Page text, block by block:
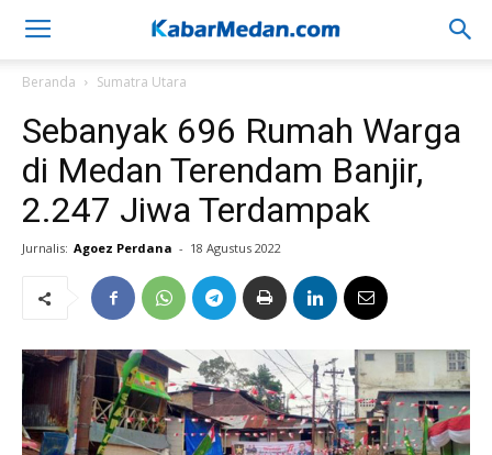
Beranda Sumatra Utara
Sebanyak 696 Rumah Warga
di Medan Terendam Banjir,
2.247 Jiwa Terdampak
Jurnalis: Agoez Perdana - 18 Agustus 2022